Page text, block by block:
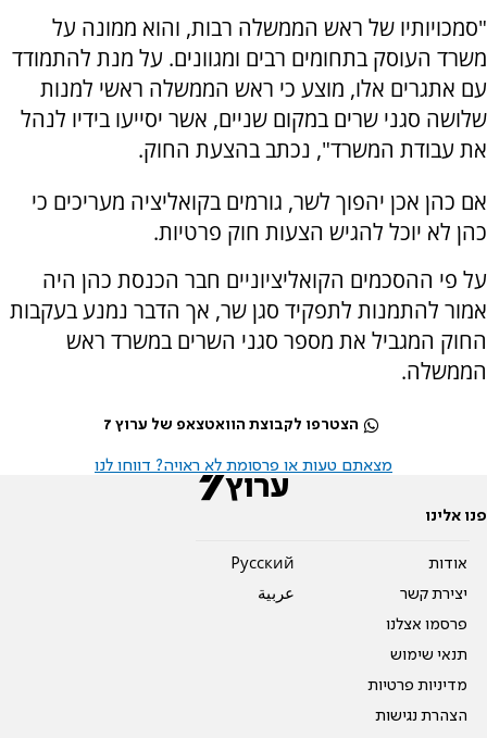
"סמכויותיו של ראש הממשלה רבות, והוא ממונה על
משרד העוסק בתחומים רבים ומגוונים. על מנת להתמודד
עם אתגרים אלו, מוצע כי ראש הממשלה ראשי למנות
שלושה סגני שרים במקום שניים, אשר יסייעו בידיו לנהל
את עבודת המשרד", נכתב בהצעת החוק.
אם כהן אכן יהפוך לשר, גורמים בקואליציה מעריכים כי
כהן לא יוכל להגיש הצעות חוק פרטיות.
על פי ההסכמים הקואליציוניים חבר הכנסת כהן היה
אמור להתמנות לתפקיד סגן שר, אך הדבר נמנע בעקבות
החוק המגביל את מספר סגני השרים במשרד ראש
הממשלה.
הצטרפו לקבוצת הוואטצאפ של ערוץ 7
מצאתם טעות או פרסומת לא ראויה? דווחו לנו
פנו אלינו
אודות
יצירת קשר
פרסמו אצלנו
תנאי שימוש
מדיניות פרטיות
הצהרת נגישות
Pусский
عربية